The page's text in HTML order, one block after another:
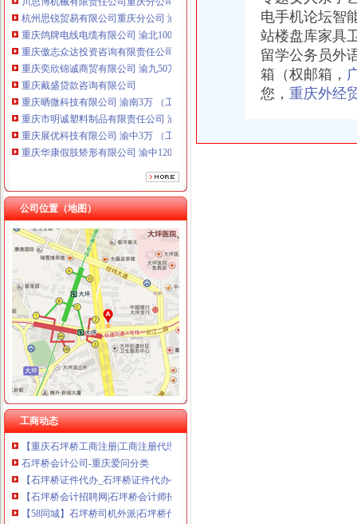
杭州思锐贸易有限公司重庆分公司 渝中 （工商注册）
重庆鸽牌电线电缆有限公司 渝北10010万 (进出口权)
重庆傲志众达投资咨询有限责任公司 渝九1000万 （增资）
重庆奕欣锦诚商贸有限公司 渝九50万 （工商注册）
重庆戴盛贷款咨询有限公司
重庆晒微科技有限公司 渝南3万 （工商注册）
重庆市明诚塑料制品有限责任公司 渝高100万 （进出口权）
重庆展优科技有限公司 渝中3万 （工商注册）
重庆华康假肢矫形有限公司 渝中120万 （增资）
重庆佳技维科技发展有限公司 渝南100万 （进出口权）
川思博机械有限责任公司重庆分公司 渝江 （工商注册）
杭州思锐贸易有限公司重庆分公司 渝中 （工商注册）
公司位置（地图）
工商动态
石坪桥代账公司
重庆晨报数字报
【乐山二手帐篷转让/交易市场】-乐山赶集网
武昌街道口丁字桥专注代理记账公司注册专业会计代账工_志趣网
qq观止的足迹-蚂蜂窝
重庆水务：审计报告（2017-03-31）_重庆水务（）个股公告-
【重庆石坪桥代理记帐公司|会计代理记账价格|代理记账收费】-重庆赶
重庆利安科技有限公司石坪桥后街代理缴费厅_【电话地址_招聘信息_
【石坪桥记账报税_石坪桥记账报税代理_石坪桥记账报税收费】-58到
【重庆石坪桥工商注册|工商注册代理|工商注册代办】-重庆赶集网
石坪桥会计公司-重庆爱问分类
【石坪桥证件代办_石坪桥证件代办公司_石坪桥代办企业证件】-58到
【石坪桥会计招聘网|石坪桥会计师招聘信息】-重庆58同城
【58同城】石坪桥司机外派|石坪桥代驾司机
【58同城】石坪桥代驾_石坪桥代驾公司_石坪桥代驾租车
电手机论坛智
站楼盘库家具
留学公务员外
箱（权邮箱，
您， 重庆外经